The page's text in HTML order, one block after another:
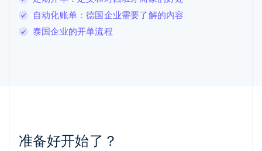
自动化账单：德国企业需要了解的内容
泰国企业的开单流程
准备好开始了？
罗马尼亚
English
挪威